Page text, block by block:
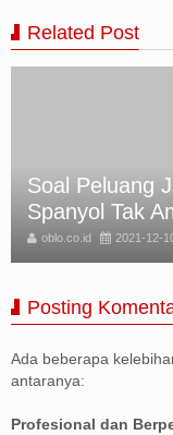
Related Post
Soal Peluang
Spanyol Tak
oblo.co.id 2021-12-
Posting
Ada beberapa
antaranya:
Profesional dan